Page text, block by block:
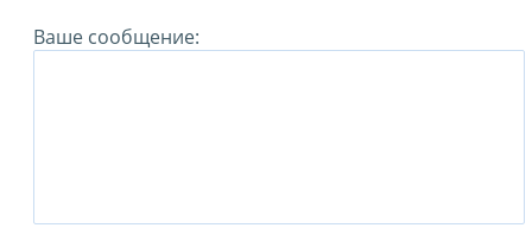
Ваше сообщение: